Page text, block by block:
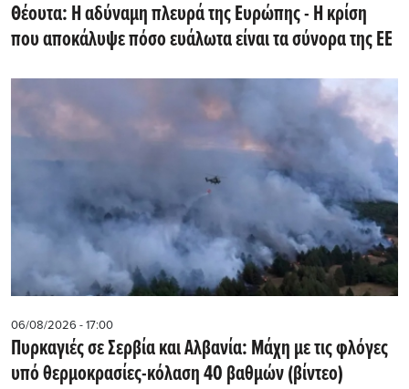
Θέουτα: Η αδύναμη πλευρά της Ευρώπης - Η κρίση
που αποκάλυψε πόσο ευάλωτα είναι τα σύνορα της ΕΕ
06/08/2026 - 17:00
Πυρκαγιές σε Σερβία και Αλβανία: Μάχη με τις φλόγες
υπό θερμοκρασίες-κόλαση 40 βαθμών (βίντεο)